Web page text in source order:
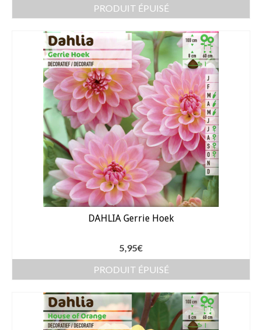
PRODUIT ÉPUISÉ
DAHLIA Gerrie Hoek
5,95€
PRODUIT ÉPUISÉ